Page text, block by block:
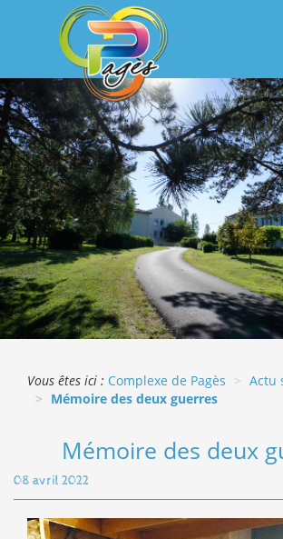
Accueil
Établissements
Pôle formation
Activités commerciales
Galerie photos
ERASMUS +
Vous êtes ici : Complexe de Pagès
Actu
Mémoire des deux guerres
Mémoire des deux
08 avril 2022